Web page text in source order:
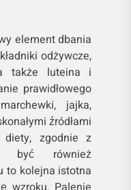
element dbania
odżywcze,
także luteina i
prawidłowego
jajka,
źródłami
diety, zgodnie z
być również
to kolejna istotna